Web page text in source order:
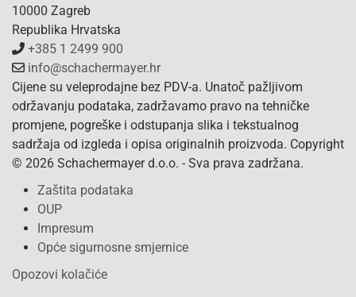
10000 Zagreb
Republika Hrvatska
+385 1 2499 900
info@schachermayer.hr
Cijene su veleprodajne bez PDV-a. Unatoč pažljivom
održavanju podataka, zadržavamo pravo na tehničke
promjene, pogreške i odstupanja slika i tekstualnog
sadržaja od izgleda i opisa originalnih proizvoda. Copyright
© 2026 Schachermayer d.o.o. - Sva prava zadržana.
Zaštita podataka
OUP
Impresum
Opće sigurnosne smjernice
Opozovi kolačiće